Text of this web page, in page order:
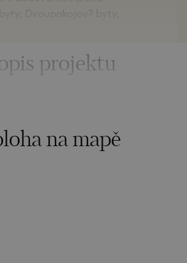
projektu
na mapě